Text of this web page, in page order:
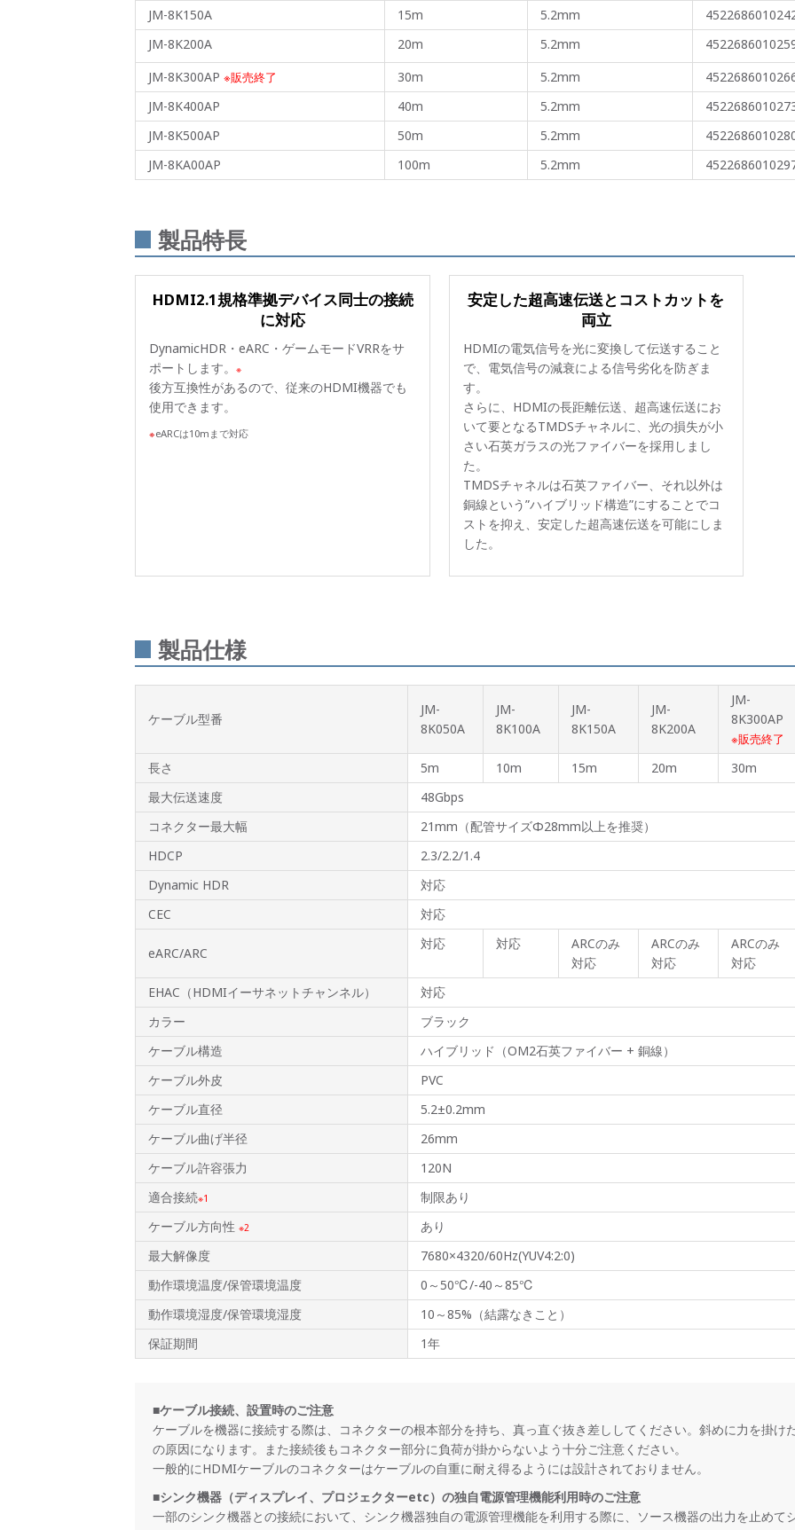
JM-8K150A
15m 5.2mm
JM-8K200A
20m 5.2mm
JM-8K300AP ※販売終了 30m 5.2mm
JM-8K400AP
40m 5.2mm
JM-8K500AP
50m 5.2mm
JM-8KA00AP
100m 5.2mm
製品特長
HDMI2.1規格準拠デバイス同士の接続
に対応
DynamicHDR・eARC・ゲームモードVRRをサ
ポートします。
※
後方互換性があるので、従来のHDMI機器でも
使用できます。
eARCは10mまで対応
安定した超高速伝送とコストカットを
両立
HDMIの電気信号を光に変換して伝送すること
で、電気信号の減衰による信号劣化を防ぎま
す。
さらに、HDMIの長距離伝送、超高速伝送にお
いて要となるTMDSチャネルに、光の損失が小
さい石英ガラスの光ファイバーを採用しまし
た。
TMDSチャネルは石英ファイバー、それ以外は
銅線という”ハイブリッド構造”にすることでコ
ストを抑え、安定した超高速伝送を可能にしま
した。
製品仕様
ケーブル型番
JM-
8K050A
JM-
8K100A
JM-
8K150A
JM-
8K200A
JM-
8K300AP
※販売終了
長さ 5m 10m 15m 20m
30m
最大伝送速度
48Gbps
コネクター最大幅
21mm（配管サイズΦ28mm以上を推奨）
HDCP
2.3/2.2/1.4
Dynamic HDR
対応
CEC
対応
eARC/ARC
対応 対応
ARCのみ
対応
ARCのみ
対応
ARCのみ
対応
EHAC（HDMIイーサネットチャンネル）
対応
カラー
ブラック
ケーブル構造
ハイブリッド（OM2石英ファイバー + 銅線）
ケーブル外皮
PVC
ケーブル直径
5.2±0.2mm
ケーブル曲げ半径
26mm
ケーブル許容張力
120N
適合接続※1
制限あり
ケーブル方向性 ※2
あり
最大解像度
7680×4320/60Hz(YUV4:2:0)
動作環境温度/保管環境温度
0～50℃/-40～85℃
動作環境湿度/保管環境湿度
10～85%（結露なきこと）
保証期間
1年
■ケーブル接続、設置時のご注意
ケーブルを機器に接続する際は、コネクターの根本部分を持ち、真っ直ぐ抜き差ししてください。斜めに力を掛け
の原因になります。また接続後もコネクター部分に負荷が掛からないよう十分ご注意ください。
一般的にHDMIケーブルのコネクターはケーブルの自重に耐え得るようには設計されており
■シンク機器（ディスプレイ、プロジェクターetc）の独自電源管理機能利用時のご注意
一部のシンク機器との接続において、シンク機器独自の電源管理機能を利用する際に、ソース機器の出力を止め